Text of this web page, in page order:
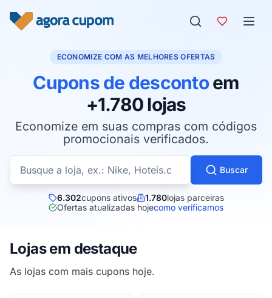
ECONOMIZE COM AS MELHORES OFERTAS
Cupons de descontoem
+1.780 lojas
Economize em suas compras com códigos
promocionais verificados.
Buscar cupons por loja
Buscar
6.302cupons ativos 1.780lojas parceiras
Ofertas atualizadas hojecomo verificamos
Lojas em destaque
As lojas com mais cupons hoje.